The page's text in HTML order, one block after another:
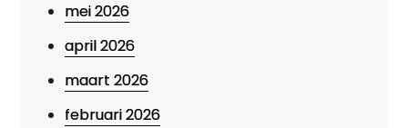
mei 2026
april 2026
maart 2026
februari 2026